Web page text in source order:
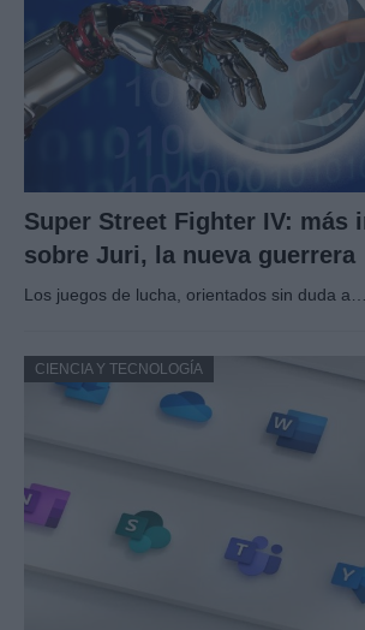
Super Street Fighter IV: más
sobre Juri, la nueva guerrera
Los juegos de lucha, orientados sin duda a…
CIENCIA Y TECNOLOGÍA